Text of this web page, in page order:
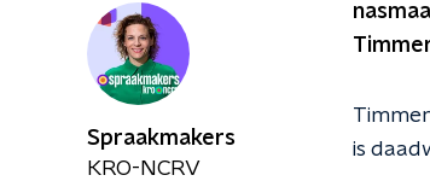
is
Spraakmakers
KRO-NCRV